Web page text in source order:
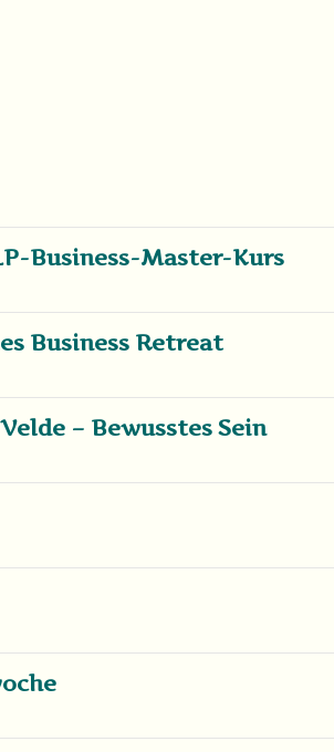
Business-Master-Kurs
Business Retreat
– Bewusstes Sein